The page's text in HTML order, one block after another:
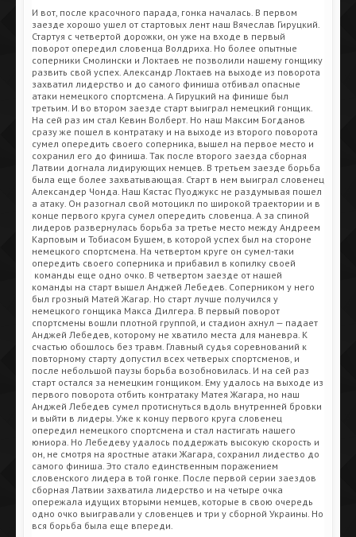
И вот, после красочного парада, гонка началась. В первом
заезде хорошо ушел от стартовых лент наш Вячеслав Гируцкий.
Стартуя с четвертой дорожки, он уже на входе в первый
поворот опередил словенца Волдриха. Но более опытные
соперники Смолински и Локтаев не позволили нашему гонщику
развить свой успех. Александр Локтаев на выходе из поворота
захватил лидерство и до самого финиша отбивал опасные
атаки немецкого спортсмена. А Гируцкий на финише был
третьим. И во втором заезде старт выиграл немецкий гонщик.
На сей раз им стал Кевин Волберт. Но наш Максим Богданов
сразу же пошел в контратаку и на выходе из второго поворота
сумел опередить своего соперника, вышел на первое место и
сохранил его до финиша. Так после второго заезда сборная
Латвии догнала лидирующих немцев. В третьем заезде борьба
была еще более захватывающая. Старт в нем выиграл словенец
Александер Чонда. Наш Кястас Пуоджукс не раздумывая пошел
а атаку. Он разогнал свой мотоцикл по широкой траектории и в
конце первого круга сумел опередить словенца. А за спиной
лидеров развернулась борьба за третье место между Андреем
Карповым и Тобиасом Бушем, в которой успех был на стороне
немецкого спортсмена. На четвертом круге он сумел-таки
опередить своего соперника и прибавил в копилку своей
команды еще одно очко. В четвертом заезде от нашей
команды на старт вышел Анджей Лебедев. Соперником у него
был грозный Матей Жагар. Но старт лучше получился у
немецкого гонщика Макса Дилгера. В первый поворот
спортсмены вошли плотной группой, и стадион ахнул — падает
Анджей Лебедев, которому не хватило места для маневра. К
счастью обошлось без травм. Главный судья соревнований к
повторному старту допустил всех четверых спортсменов, и
после небольшой паузы борьба возобновилась. И на сей раз
старт остался за немецким гонщиком. Ему удалось на выходе из
первого поворота отбить контратаку Матея Жагара, но наш
Анджей Лебедев сумел протиснуться вдоль внутренней бровки
и выйти в лидеры. Уже к концу первого круга словенец
опередил немецкого спортсмена и стал настигать нашего
юниора. Но Лебедеву удалось поддержать высокую скорость и
он, не смотря на яростные атаки Жагара, сохранил лидество до
самого финиша. Это стало единственным поражением
словенского лидера в той гонке. После первой серии заездов
сборная Латвии захватила лидерство и на четыре очка
опережала идущих вторыми немцев, которые в свою очередь
одно очко выигравали у словенцев и три у сборной Украины. Но
вся борьба была еще впереди.